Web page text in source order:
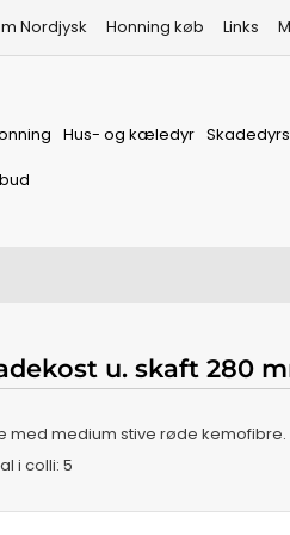
Nordjysk Honning køb Links
Hus- og kæledyr
u. skaft 280
med medium stive røde kemofibre.
i colli: 5